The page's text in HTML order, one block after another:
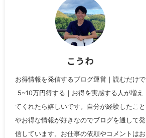
こうわ
お得情報を発信するブログ運営｜読むだけで
5~10万円得する｜お得を実感する人が増え
てくれたら嬉しいです。自分が経験したこと
やお得な情報が好きなのでブログを通して発
信しています。お仕事の依頼やコメントはお